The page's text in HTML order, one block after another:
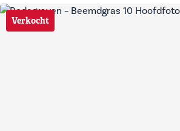
Verkocht